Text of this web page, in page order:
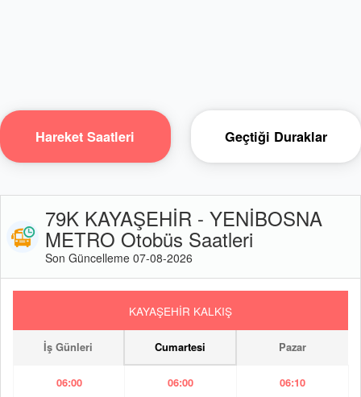
Hareket Saatleri Geçtiği Duraklar
79K KAYAŞEHİR - YENİBOSNA
METRO Otobüs Saatleri
Son Güncelleme 07-08-2026
KAYAŞEHİR KALKIŞ
İş Günleri Cumartesi Pazar
06:00 06:00 06:10